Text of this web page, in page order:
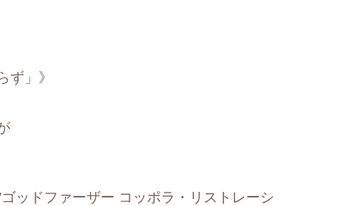
ず」》
ッドファーザー コッポラ・リストレーシ